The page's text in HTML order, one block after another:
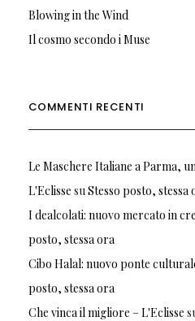
Blowing in the Wind
Il cosmo secondo i Muse
COMMENTI RECENTI
Le Maschere Italiane a Parma,
L'Eclisse suStesso posto, stessa
I dealcolati: nuovo mercato in
posto, stessa ora
Cibo Halal: nuovo ponte
posto, stessa ora
Che vinca il migliore – L'Eclisse